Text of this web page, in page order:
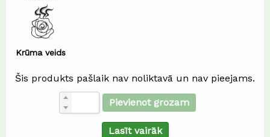
Krūma veids
Šis produkts pašlaik nav noliktavā un nav pieejams.
Pievienot grozam
Lasīt vairāk